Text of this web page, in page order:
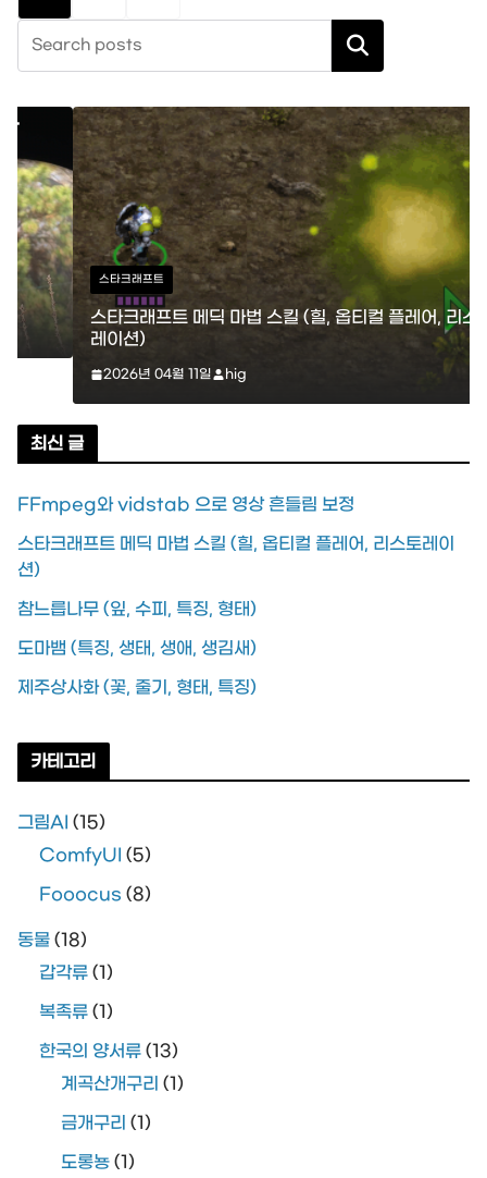
페
이
지
매
김
검색
스타크래프트
스타크래프트 메딕 마법 스킬 (힐, 옵티컬 플레어, 리스토
레이션)
2026년 04월 11일 hig
최신 글
FFmpeg와 vidstab 으로 영상 흔들림 보정
스타크래프트 메딕 마법 스킬 (힐, 옵티컬 플레어, 리스토레이
션)
참느릅나무 (잎, 수피, 특징, 형태)
도마뱀 (특징, 생태, 생애, 생김새)
제주상사화 (꽃, 줄기, 형태, 특징)
카테고리
그림AI (15)
ComfyUI (5)
Fooocus (8)
동물 (18)
갑각류 (1)
복족류 (1)
한국의 양서류 (13)
계곡산개구리 (1)
금개구리 (1)
도롱뇽 (1)